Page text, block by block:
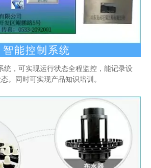
智能控制系统
统，可实现运行状态全程监控，能记录设
。同时可实现产品知识培训。